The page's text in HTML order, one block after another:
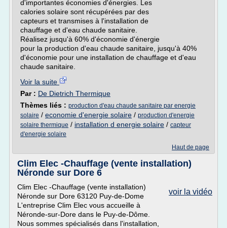
d'importantes économies d'énergies. Les
calories solaire sont récupérées par des
capteurs et transmises à l'installation de
chauffage et d'eau chaude sanitaire.
Réalisez jusqu'à 60% d'économie d'énergie
pour la production d'eau chaude sanitaire, jusqu'à 40%
d'économie pour une installation de chauffage et d'eau
chaude sanitaire.
Voir la suite
Par : De Dietrich Thermique
Thèmes liés : production d'eau chaude sanitaire par energie
solaire / economie d'energie solaire / production d'energie
solaire thermique / installation d energie solaire / capteur
d'energie solaire
Haut de page
Clim Elec -Chauffage (vente installation)
Néronde sur Dore 6
voir la vidéo
Clim Elec -Chauffage (vente installation)
Néronde sur Dore 63120 Puy-de-Dome
L'entreprise Clim Elec vous accueille à
Néronde-sur-Dore dans le Puy-de-Dôme.
Nous sommes spécialisés dans l'installation,